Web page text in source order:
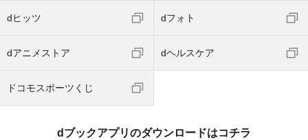
dヒッツ dフォト
dアニメストア dヘルスケア
ドコモスポーツくじ
dブックアプリのダウンロードはコチラ